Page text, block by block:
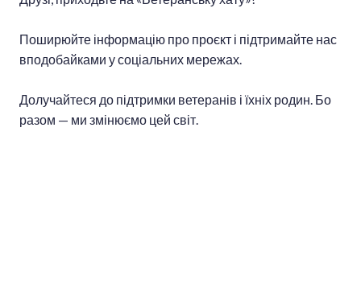
Поширюйте інформацію про проєкт і підтримайте нас
вподобайками у соціальних мережах.
Долучайтеся до підтримки ветеранів і їхніх родин. Бо
разом — ми змінюємо цей світ.